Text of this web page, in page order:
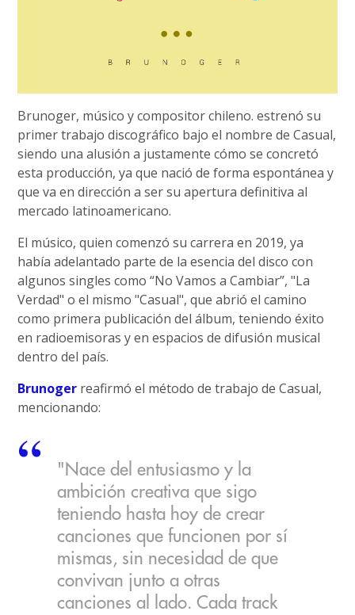
Brunoger, músico y compositor chileno. estrenó su
primer trabajo discográfico bajo el nombre de Casual,
siendo una alusión a justamente cómo se concretó
esta producción, ya que nació de forma espontánea y
que va en dirección a ser su apertura definitiva al
mercado latinoamericano.
El músico, quien comenzó su carrera en 2019, ya
había adelantado parte de la esencia del disco con
algunos singles como “No Vamos a Cambiar”, "La
Verdad" o el mismo "Casual", que abrió el camino
como primera publicación del álbum, teniendo éxito
en radioemisoras y en espacios de difusión musical
dentro del país.
Brunoger reafirmó el método de trabajo de Casual,
mencionando:
"Nace del entusiasmo y la
ambición creativa que sigo
teniendo hasta hoy de crear
canciones que funcionen por sí
mismas, sin necesidad de que
convivan junto a otras
canciones al lado. Cada track